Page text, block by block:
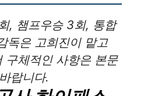
, 챔프우승 3회, 통합
독은 고희진이 맡고
구체적인 사항은 본문
랍니다.